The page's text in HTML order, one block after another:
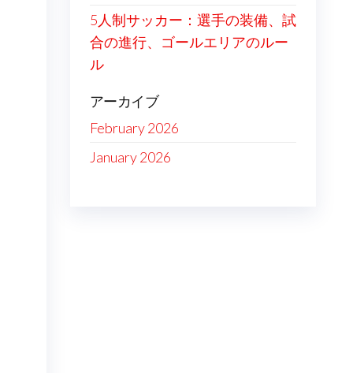
5人制サッカー：選手の装備、試
合の進行、ゴールエリアのルー
ル
アーカイブ
February 2026
January 2026